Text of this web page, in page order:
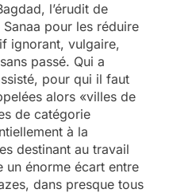
l’érudit de
pour les réduire
ignorant, vulgaire,
passé. Qui a
pour qui il faut
alors «villes de
de catégorie
à la
destinant au travail
un énorme écart entre
dans presque tous